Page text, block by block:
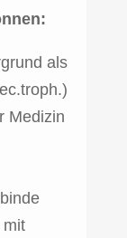
als
Medizin
mit